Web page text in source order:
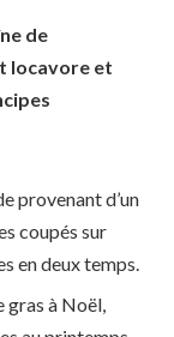
de
locavore et
provenant d’un
coupés sur
en deux temps.
gras à Noël,